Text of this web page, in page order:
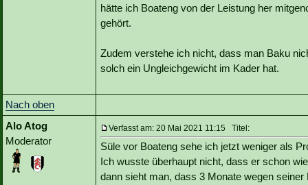
hätte ich Boateng von der Leistung her
gehört.
Zudem verstehe ich nicht, dass man Baku
solch ein Ungleichgewicht im Kader hat.
Nach oben
Alo Atog
Moderator
Verfasst am: 20 Mai 2021 11:15 Titel:
Süle vor Boateng sehe ich jetzt weniger als
Ich wusste überhaupt nicht, dass er schon
dann sieht man, dass 3 Monate wegen